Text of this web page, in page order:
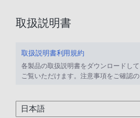
取扱説明書
取扱説明書利用規約
各製品の取扱説明書をダウンロードして
ご覧いただけます。注意事項をご確認の